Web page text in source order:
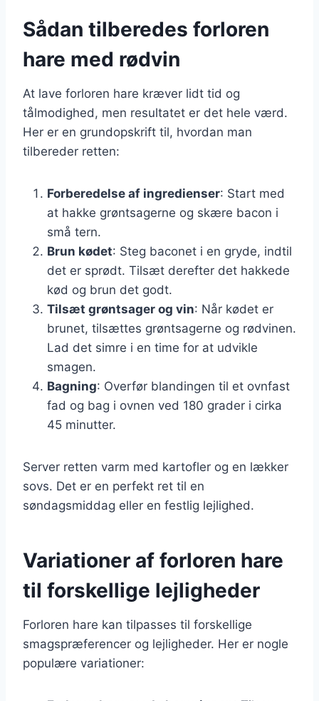
Sådan tilberedes forloren
hare med rødvin
At lave forloren hare kræver lidt tid og
tålmodighed, men resultatet er det hele værd.
Her er en grundopskrift til, hvordan man
tilbereder retten:
Forberedelse af ingredienser: Start med
at hakke grøntsagerne og skære bacon i
små tern.
Brun kødet: Steg baconet i en gryde, indtil
det er sprødt. Tilsæt derefter det hakkede
kød og brun det godt.
Tilsæt grøntsager og vin: Når kødet er
brunet, tilsættes grøntsagerne og rødvinen.
Lad det simre i en time for at udvikle
smagen.
Bagning: Overfør blandingen til et ovnfast
fad og bag i ovnen ved 180 grader i cirka
45 minutter.
Server retten varm med kartofler og en lækker
sovs. Det er en perfekt ret til en
søndagsmiddag eller en festlig lejlighed.
Variationer af forloren hare
til forskellige lejligheder
Forloren hare kan tilpasses til forskellige
smagspræferencer og lejligheder. Her er nogle
populære variationer: